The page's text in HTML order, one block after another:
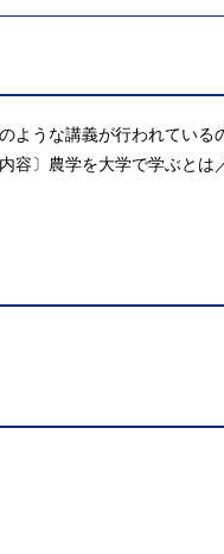
ような講義が行われてい
容〕農学を大学で学ぶと